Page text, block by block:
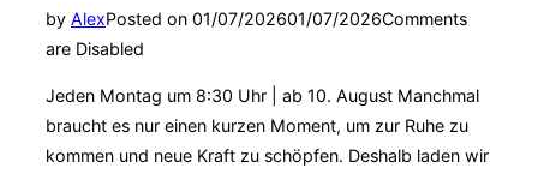
by AlexPosted on 01/07/202601/07/2026Comments
are Disabled
Jeden Montag um 8:30 Uhr | ab 10. August Manchmal
braucht es nur einen kurzen Moment, um zur Ruhe zu
kommen und neue Kraft zu schöpfen. Deshalb laden wir